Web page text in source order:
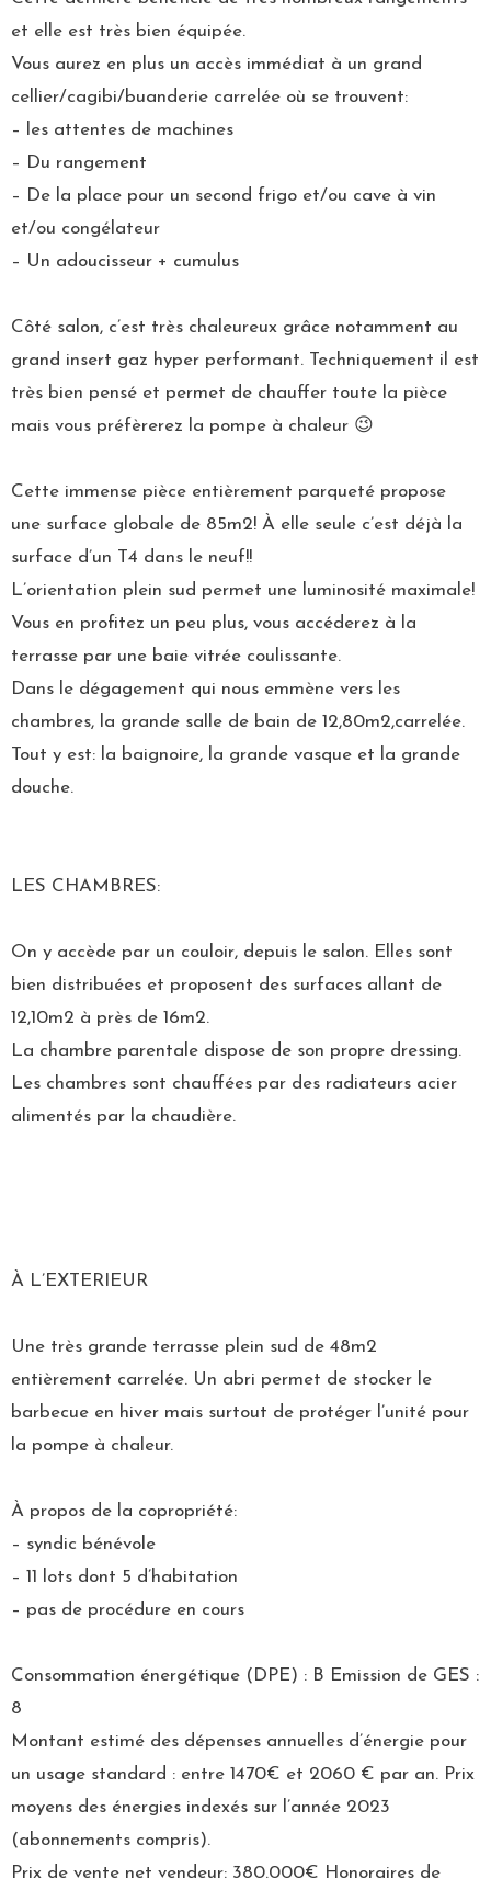
et elle est très bien équipée.
Vous aurez en plus un accès immédiat à un grand
cellier/cagibi/buanderie carrelée où se trouvent:
– les attentes de machines
– Du rangement
– De la place pour un second frigo et/ou cave à vin
et/ou congélateur
– Un adoucisseur + cumulus
Côté salon, c’est très chaleureux grâce notamment au
grand insert gaz hyper performant. Techniquement il est
très bien pensé et permet de chauffer toute la pièce
mais vous préfèrerez la pompe à chaleur 😉
Cette immense pièce entièrement parqueté propose
une surface globale de 85m2! À elle seule c’est déjà la
surface d’un T4 dans le neuf!!
L’orientation plein sud permet une luminosité maximale!
Vous en profitez un peu plus, vous accéderez à la
terrasse par une baie vitrée coulissante.
Dans le dégagement qui nous emmène vers les
chambres, la grande salle de bain de 12,80m2,carrelée.
Tout y est: la baignoire, la grande vasque et la grande
douche.
LES CHAMBRES:
On y accède par un couloir, depuis le salon. Elles sont
bien distribuées et proposent des surfaces allant de
12,10m2 à près de 16m2.
La chambre parentale dispose de son propre dressing.
Les chambres sont chauffées par des radiateurs acier
alimentés par la chaudière.
À L’EXTERIEUR
Une très grande terrasse plein sud de 48m2
entièrement carrelée. Un abri permet de stocker le
barbecue en hiver mais surtout de protéger l’unité pour
la pompe à chaleur.
À propos de la copropriété:
– syndic bénévole
– 11 lots dont 5 d’habitation
– pas de procédure en cours
Consommation énergétique (DPE) : B Emission de GES :
8
Montant estimé des dépenses annuelles d’énergie pour
un usage standard : entre 1470€ et 2060 € par an. Prix
moyens des énergies indexés sur l’année 2023
(abonnements compris).
Prix de vente net vendeur: 380.000€ Honoraires de